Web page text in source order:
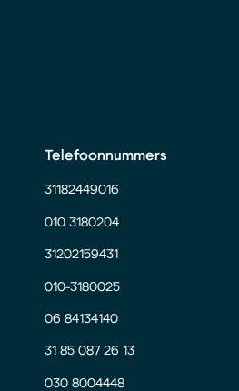
Telefoonnummers
31182449016
010 3180204
31202159431
010-3180025
06 84134140
31 85 087 26 13
030 8004448